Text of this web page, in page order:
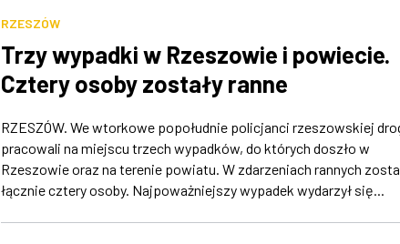
RZESZÓW
Trzy wypadki w Rzeszowie i powiecie.
Cztery osoby zostały ranne
RZESZÓW. We wtorkowe popołudnie policjanci rzeszowskiej
pracowali na miejscu trzech wypadków, do których doszło w
Rzeszowie oraz na terenie powiatu. W zdarzeniach rannych
łącznie cztery osoby. Najpoważniejszy wypadek wydarzył się...